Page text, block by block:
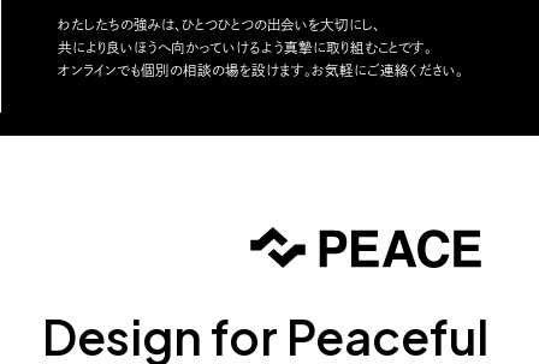
わたしたちの強みは、ひとつひとつの出会いを大切にし、
共により良いほうへ向かっていけるよう真摯に取り組むことです。
オンラインでも個別の相談の場を設けます。お気軽にご連絡ください。
Design for Peaceful